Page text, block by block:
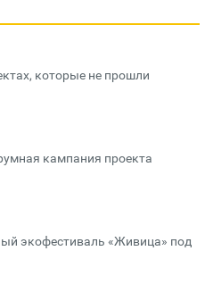
которые не прошли
кампания проекта
экофестиваль «Живица» под